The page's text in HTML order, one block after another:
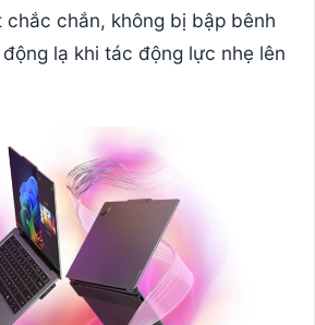
chắc chắn, không bị bập bênh
lạ khi tác động lực nhẹ lên